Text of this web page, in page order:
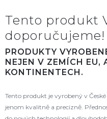
Tento produkt
doporučujeme!
PRODUKTY
NEJEN V ZEMÍCH EU,
KONTINENTECH.
Tento produkt je vyrobený v
jenom kvalitně a precizně.